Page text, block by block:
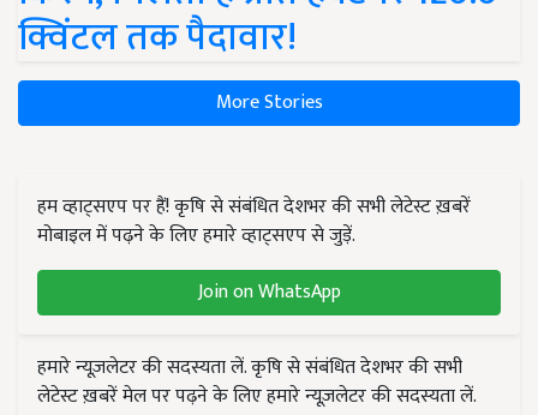
क्विंटल तक पैदावार!
More Stories
हम व्हाट्सएप पर हैं! कृषि से संबंधित देशभर की सभी लेटेस्ट ख़बरें
मोबाइल में पढ़ने के लिए हमारे व्हाट्सएप से जुड़ें.
Join on WhatsApp
हमारे न्यूज़लेटर की सदस्यता लें. कृषि से संबंधित देशभर की सभी
लेटेस्ट ख़बरें मेल पर पढ़ने के लिए हमारे न्यूज़लेटर की सदस्यता लें.